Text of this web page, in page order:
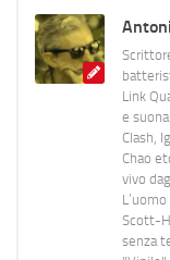
Link
e
Clash,
Chao
vivo
Scott-
senza